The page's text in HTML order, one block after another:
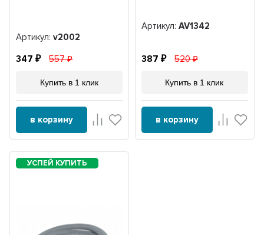
Артикул:v2002
347 557
Купить в 1 клик
в корзину
Артикул: AV1342
387 520
Купить в 1 клик
в корзину